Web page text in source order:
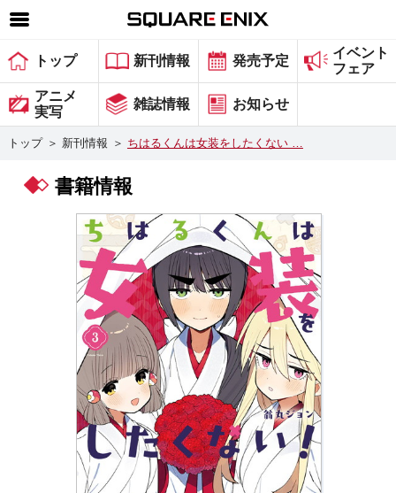
SQUARE ENIX 公式サイトメニュー
ゲーム
マガジン＆ブックス
グッズ
会社情報 採用情報
スクウェア・エニックス サイト内検索
トップ 新刊情報 発売予定
イベント
フェア
アニメ
実写
雑誌情報 お知らせ
トップ ＞ 新刊情報 ＞ ちはるくんは女装をしたくない …
書籍情報